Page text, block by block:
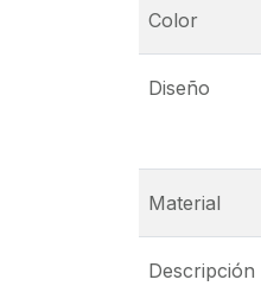
Color
Diseño
Material
Descripción